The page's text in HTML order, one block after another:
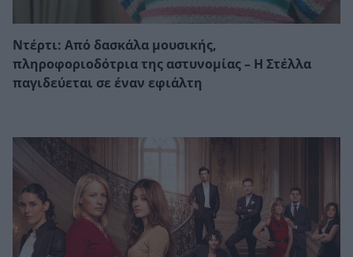
Ντέρτι: Από δασκάλα μουσικής,
πληροφοριοδότρια της αστυνομίας – Η Στέλλα
παγιδεύεται σε έναν εφιάλτη